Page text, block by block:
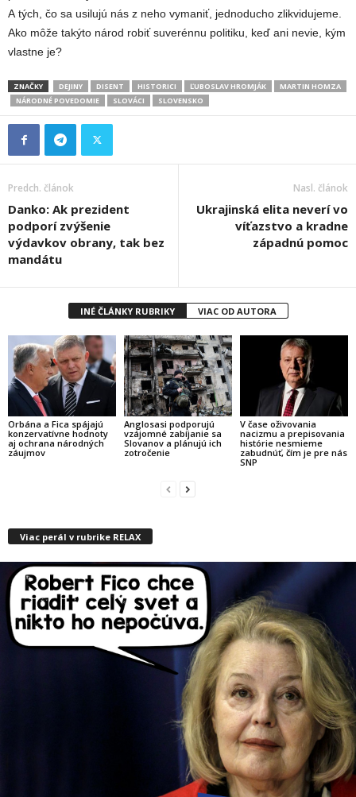
A tých, čo sa usilujú nás z neho vymaniť, jednoducho zlikvidujeme.
Ako môže takýto národ robiť suverénnu politiku, keď ani nevie, kým
vlastne je?
ZNAČKY DEJINY DISENT HISTORICI ĽUBOSLAV HROMJÁK
MARTIN HOMZA
NÁRODNÉ POVEDOMIE
SLOVÁCI SLOVENSKO
Predch. článok
Danko: Ak prezident
podporí zvýšenie
výdavkov obrany, tak bez
mandátu
Nasl. článok
Ukrajinská elita neverí vo
víťazstvo a kradne
západnú pomoc
INÉ ČLÁNKY RUBRIKY VIAC OD AUTORA
Orbána a Fica spájajú
konzervatívne hodnoty
aj ochrana národných
záujmov
Anglosasi podporujú
vzájomné zabíjanie sa
Slovanov a plánujú ich
zotročenie
V čase oživovania
nacizmu a prepisovania
histórie nesmieme
zabudnúť, čím je pre nás
SNP
Viac perál v rubrike RELAX